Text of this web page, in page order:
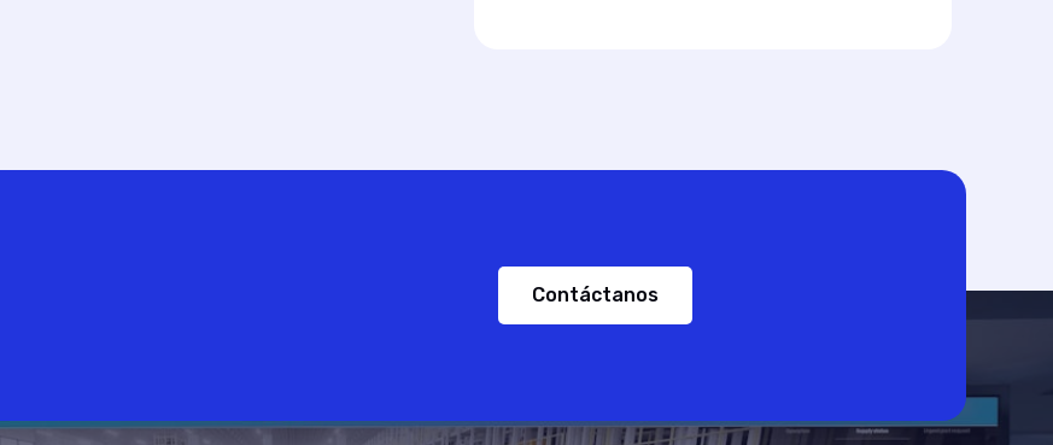
Contáctanos